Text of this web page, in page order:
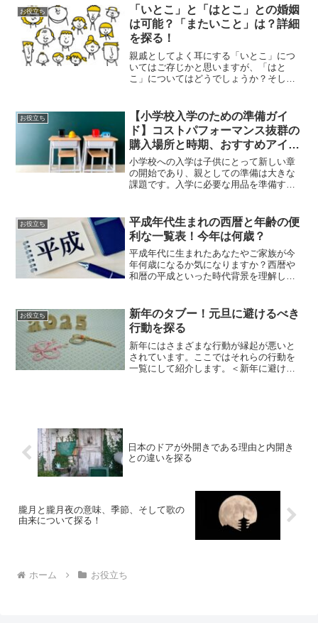
ったかい靴下 厚手 プ...
お役立ち
「いとこ」と「はとこ」との婚姻
は可能？「またいこと」は？詳細
を探る！
親戚としてよく耳にする「いとこ」につ
いてはご存じかと思いますが、「はと
こ」についてはどうでしょうか？そし
味はご存じですか？この記事では、これ
らの親戚関係と、それらの間で...
お役立ち
【小学校入学のための準備ガイ
ド】コストパフォーマンス抜群の
購入場所と時期、おすすめアイテ
ムの紹介
小学校への入学は子供にとって新しい章
の開始であり、親としての準備は大きな
課題です。入学に必要な用品を準備する
ストアップし、どの場所で買うとコスト
効率が良いのかを調べるこ...
お役立ち
平成年代生まれの西暦と年齢の便
利な一覧表！今年は何歳？
平成年代に生まれたあなたやご家族が今
年何歳になるか気になりますか？西暦や
和暦の平成といった時代背景を理解して
が平成何年か、あるいは平成16年がどの
西暦に相当するのか...
お役立ち
新年のタブー！元旦に避けるべき
行動を探る
新年にはさまざまな行動が縁起が悪いと
されています。ここではそれらの行動を
一覧にして紹介します。＜新年に避ける
日本のドアが外開きである理由と内開き
との違いを探る
朧月と朧月夜の意味、季節、そして歌の
由来について探る！
ホーム お役立ち